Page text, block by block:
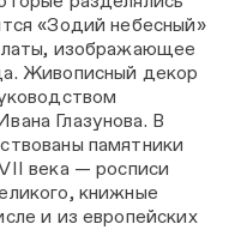
«Зодий небесный»
изображающее
Живописный декор
Глазунова. В
памятники
века — росписи
книжные
и из европейских